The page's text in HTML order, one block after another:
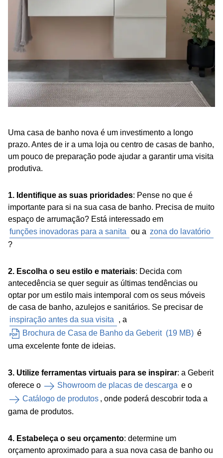
Uma casa de banho nova é um investimento a longo
prazo. Antes de ir a uma loja ou centro de casas de banho,
um pouco de preparação pode ajudar a garantir uma visita
produtiva.
1. Identifique as suas prioridades: Pense no que é
importante para si na sua casa de banho. Precisa de muito
espaço de arrumação? Está interessado em
funções inovadoras para a sanita ou a zona do lavatório
?
2. Escolha o seu estilo e materiais: Decida com
antecedência se quer seguir as últimas tendências ou
optar por um estilo mais intemporal com os seus móveis
de casa de banho, azulejos e sanitários. Se precisar de
inspiração antes da sua visita
, a
Brochura de Casa de Banho da Geberit(19 MB) é
uma excelente fonte de ideias.
3. Utilize ferramentas virtuais para se inspirar: a Geberit
oferece o
Showroom de placas de descarga e o
Catálogo de produtos , onde poderá descobrir toda a
gama de produtos.
4. Estabeleça o seu orçamento: determine um
orçamento aproximado para a sua nova casa de banho ou